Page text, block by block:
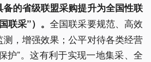
备的省级联盟采购提升为全国性联
联采”）。全国联采要规范、高效
，增强效果；公平对待各类经营
护”。这有利于实现一地集采、全